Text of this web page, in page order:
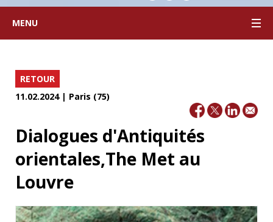
MENU
RETOUR
11.02.2024 | Paris (75)
Dialogues d'Antiquités
orientales,The Met au
Louvre